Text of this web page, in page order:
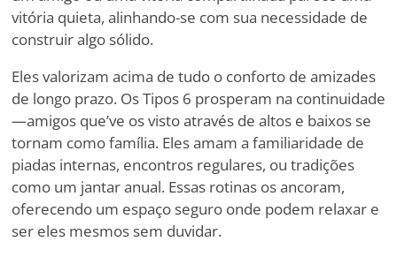
vitória quieta, alinhando-se com sua necessidade de
construir algo sólido.
Eles valorizam acima de tudo o conforto de amizades
de longo prazo. Os Tipos 6 prosperam na continuidade
—amigos que’ve os visto através de altos e baixos se
tornam como família. Eles amam a familiaridade de
piadas internas, encontros regulares, ou tradições
como um jantar anual. Essas rotinas os ancoram,
oferecendo um espaço seguro onde podem relaxar e
ser eles mesmos sem duvidar.